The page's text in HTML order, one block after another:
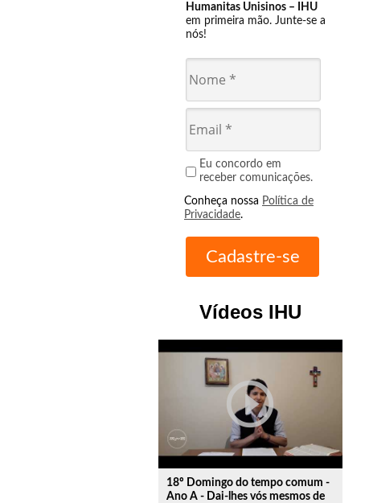
Humanitas Unisinos – IHU
em primeira mão. Junte-se a
nós!
Eu concordo em
receber comunicações.
Conheça nossa Política de
Privacidade.
Vídeos IHU
play_circle_outline
18º Domingo do tempo comum -
Ano A - Dai-lhes vós mesmos de